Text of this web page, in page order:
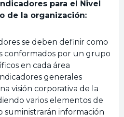
para el Nivel
de la organización:
se deben definir como
conformados por un grupo
en cada área
generales
visión corporativa de la
varios elementos de
suministrarán información